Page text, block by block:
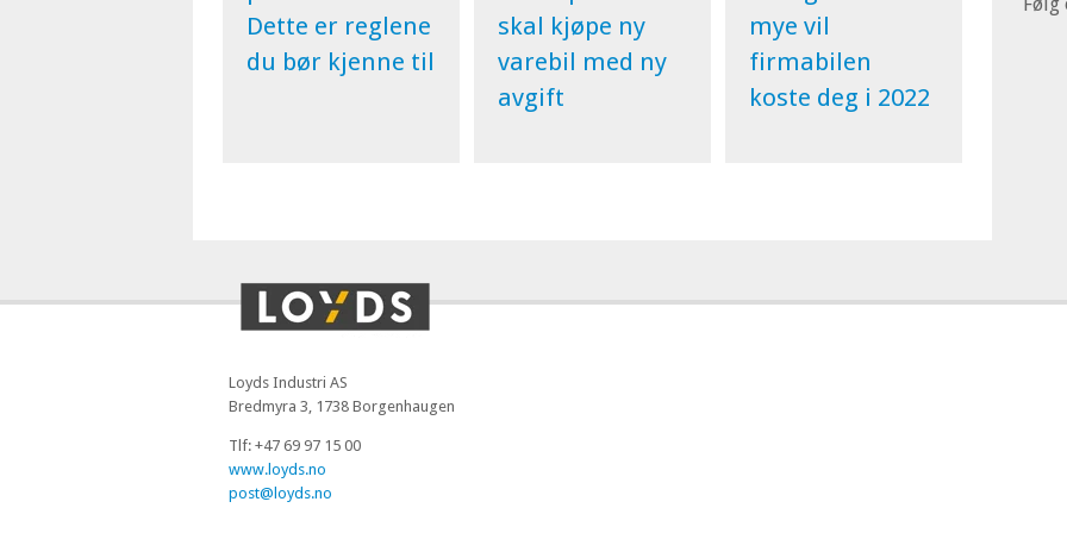
Dette er reglene
du bør kjenne til
skal kjøpe ny
varebil med ny
avgift
mye vil
firmabilen
koste deg i 2022
Følg
Loyds Industri AS
Bredmyra 3, 1738 Borgenhaugen
Tlf: +47 69 97 15 00
www.loyds.no
post@loyds.no